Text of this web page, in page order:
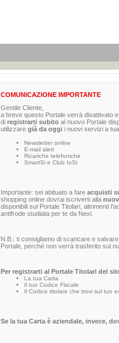
COMUNICAZIONE IMPORTANTE
Gentile Cliente,
a breve questo Portale verrà disattivato
diregistrarti subitoal nuovo Portale
utilizzare già da oggii nuovi servizi a
Newsletter online
E-mail alert
Ricariche telefoniche
SmartSi e Club IoSi
Importante: sei abituato a fare acquisti
shopping online dovrai iscriverti alla
disponibili sul Portale Titolari, altrimenti
antifrode studiata per te da Nexi.
N.B.: ti consigliamo di scaricare e
Portale, perché non verrà trasferito sul
Per registrarti al Portale Titolari del
La tua Carta
Il tuo Codice Fiscale
Il Codice titolare che trovi sul tuo
Se la tua Carta è aziendale, invece,